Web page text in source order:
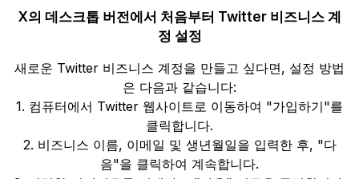
X의 데스크톱 버전에서 처음부터 Twitter 비즈니스 계
정 설정
새로운 Twitter 비즈니스 계정을 만들고 싶다면, 설정 방법
은 다음과 같습니다:
1. 컴퓨터에서 Twitter 웹사이트로 이동하여 "가입하기"를
클릭합니다.
2. 비즈니스 이름, 이메일 및 생년월일을 입력한 후, "다
음"을 클릭하여 계속합니다.